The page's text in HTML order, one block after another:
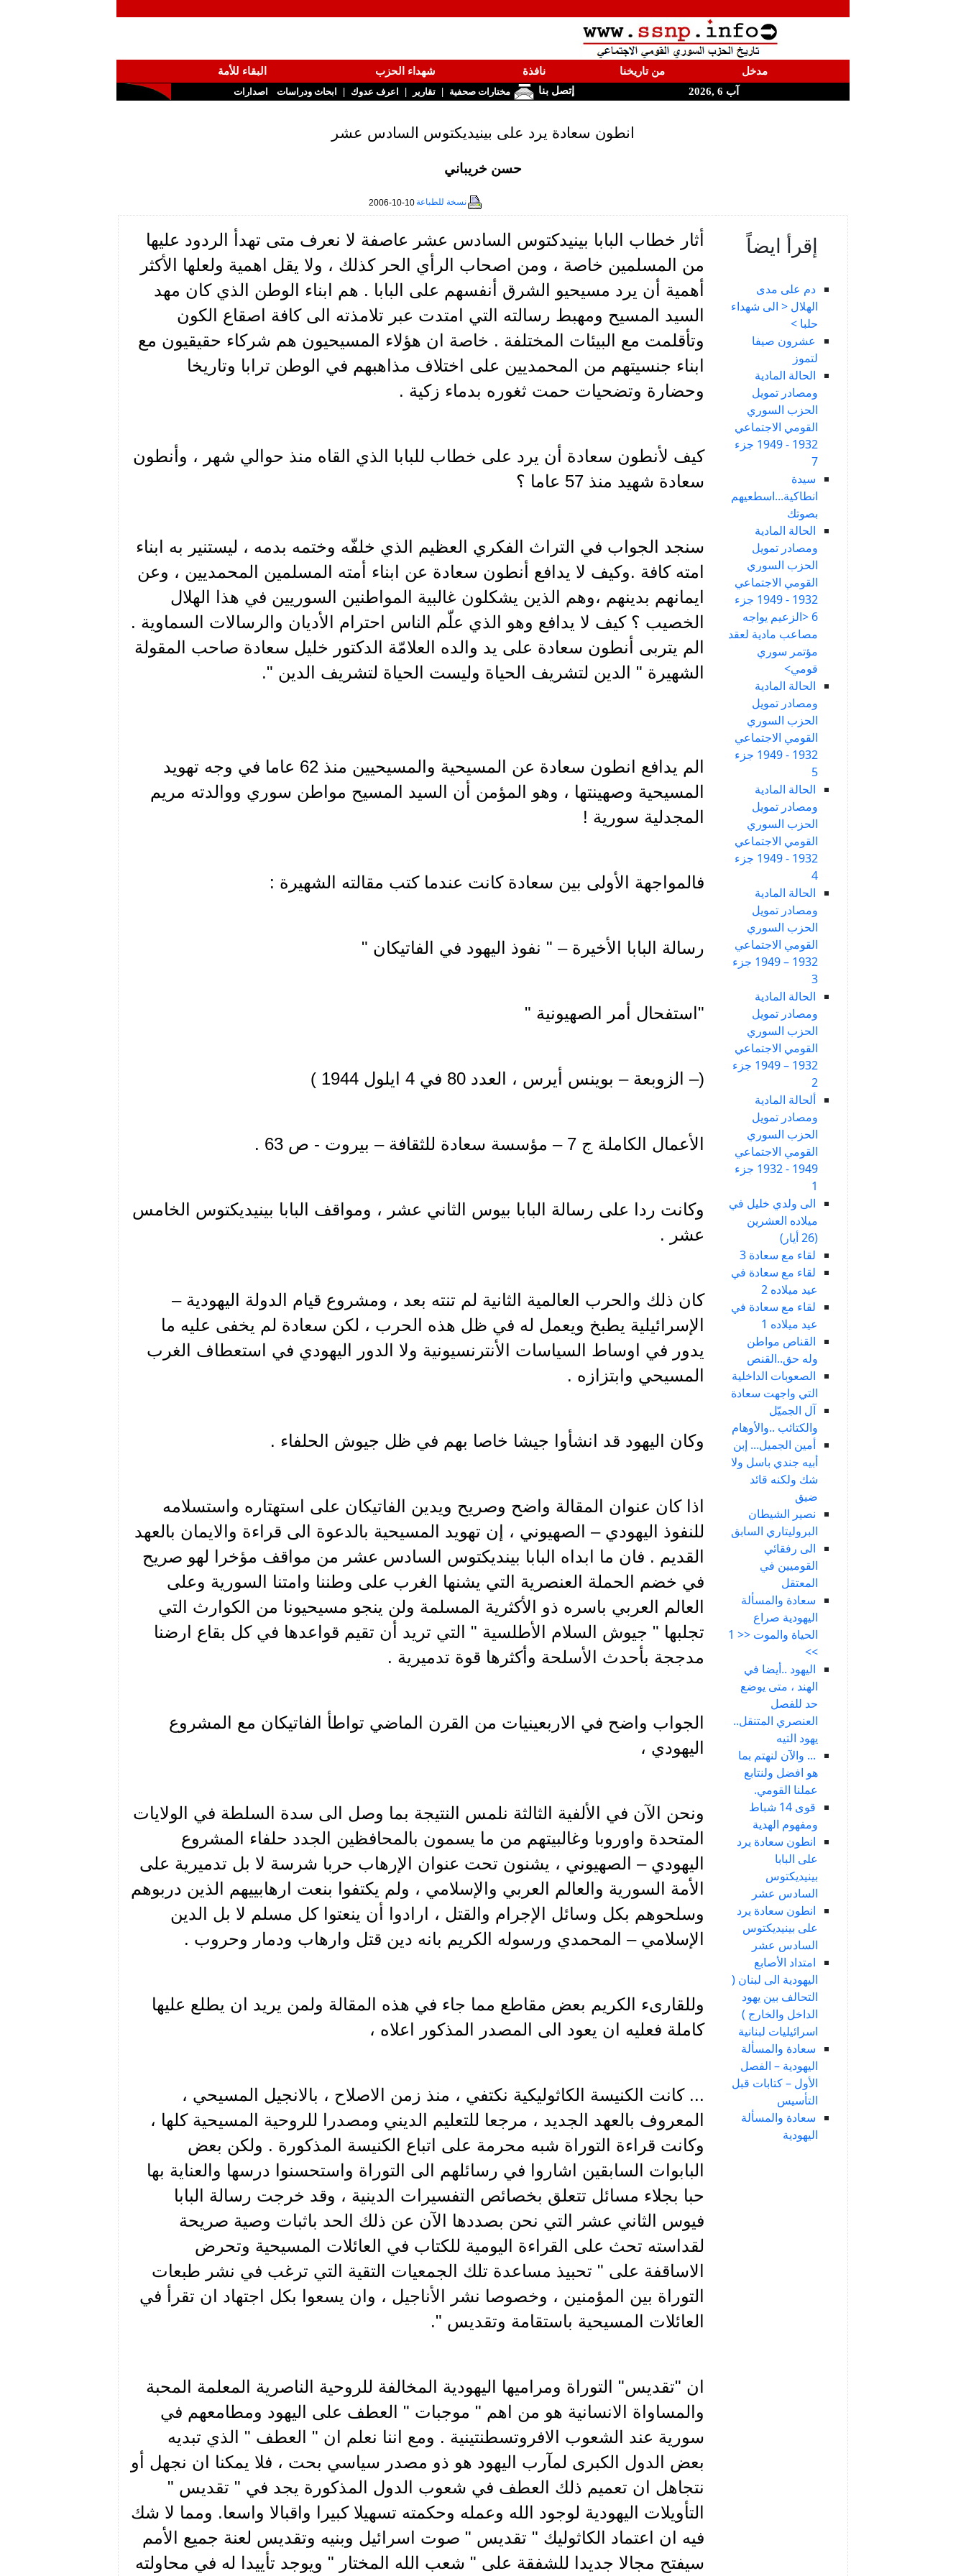
مدخل من تاريخنا نافذة شهداء الحزب
البقاء للأمة
آب 6 ,2026
إتصل بنا مختارات صحفية | تقارير | اعرف عدوك | ابحاث ودراسات اصدارات
انطون سعادة يرد على بينيديكتوس السادس عشر
حسن خريباني
نسخة للطباعة2006-10-10
إقرأ ايضاً
دم على مدى
الهلال < الى شهداء
حلبا >
عشرون صيفا
لتموز
الحالة المادية
ومصادر تمويل
الحزب السوري
القومي الاجتماعي
1932 - 1949 جزء
7
سيدة
انطاكية...اسطعيهم
بصوتك
الحالة المادية
ومصادر تمويل
الحزب السوري
القومي الاجتماعي
1932 - 1949 جزء
6 <الزعيم يواجه
مصاعب مادية لعقد
مؤتمر سوري
قومي>
الحالة المادية
ومصادر تمويل
الحزب السوري
القومي الاجتماعي
1932 - 1949 جزء
5
الحالة المادية
ومصادر تمويل
الحزب السوري
القومي الاجتماعي
1932 - 1949 جزء
4
الحالة المادية
ومصادر تمويل
الحزب السوري
القومي الاجتماعي
1932 – 1949 جزء
3
الحالة المادية
ومصادر تمويل
الحزب السوري
القومي الاجتماعي
1932 – 1949 جزء
2
ألحالة المادية
ومصادر تمويل
الحزب السوري
القومي الاجتماعي
1949 - 1932 جزء
1
الى ولدي خليل في
ميلاده العشرين
(26 أيار)
لقاء مع سعادة 3
لقاء مع سعادة في
عيد ميلاده 2
لقاء مع سعادة في
عيد ميلاده 1
القناص مواطن
وله حق..القنص
الصعوبات الداخلية
التي واجهت سعادة
آل الجميّل
والكتائب ..والأوهام
أمين الجميل... إبن
أبيه جندي باسل ولا
شك ولكنه قائد
ضيق
نصير الشيطان
البروليتاري السابق
الى رفقائي
القوميين في
المعتقل
سعادة والمسألة
اليهودية صراع
الحياة والموت << 1
>>
اليهود ..أيضا في
الهند ، متى يوضع
حد للفصل
العنصري المتنقل..
يهود التيه
... والآن لنهتم بما
هو افضل ولنتابع
عملنا القومي.
قوى 14 شباط
ومفهوم الهدية
انطون سعادة يرد
على البابا
بينيديكتوس
السادس عشر
انطون سعادة يرد
على بينيديكتوس
السادس عشر
امتداد الأصابع
اليهودية الى لبنان (
التحالف بين يهود
الداخل والخارج )
اسرائيليات لبنانية
سعادة والمسألة
اليهودية – الفصل
الأول – كتابات قبل
التأسيس
سعادة والمسألة
اليهودية
أثار خطاب البابا بينيدكتوس السادس عشر عاصفة لا نعرف متى تهدأ الردود عليها
من المسلمين خاصة ، ومن اصحاب الرأي الحر كذلك ، ولا يقل اهمية ولعلها الأكثر
أهمية أن يرد مسيحيو الشرق أنفسهم على البابا . هم ابناء الوطن الذي كان مهد
السيد المسيح ومهبط رسالته التي امتدت عبر تلامذته الى كافة اصقاع الكون
وتأقلمت مع البيئات المختلفة . خاصة ان هؤلاء المسيحيون هم شركاء حقيقيون مع
ابناء جنسيتهم من المحمديين على اختلاف مذاهبهم في الوطن ترابا وتاريخا
وحضارة وتضحيات حمت ثغوره بدماء زكية .
كيف لأنطون سعادة أن يرد على خطاب للبابا الذي القاه منذ حوالي شهر ، وأنطون
سعادة شهيد منذ 57 عاما ؟
سنجد الجواب في التراث الفكري العظيم الذي خلفّه وختمه بدمه ، ليستنير به ابناء
امته كافة .وكيف لا يدافع أنطون سعادة عن ابناء أمته المسلمين المحمديين ، وعن
ايمانهم بدينهم ،وهم الذين يشكلون غالبية المواطنين السوريين في هذا الهلال
الخصيب ؟ كيف لا يدافع وهو الذي علّم الناس احترام الأديان والرسالات السماوية .
الم يتربى أنطون سعادة على يد والده العلامّة الدكتور خليل سعادة صاحب المقولة
الشهيرة " الدين لتشريف الحياة وليست الحياة لتشريف الدين ".
الم يدافع انطون سعادة عن المسيحية والمسيحيين منذ 62 عاما في وجه تهويد
المسيحية وصهينتها ، وهو المؤمن أن السيد المسيح مواطن سوري ووالدته مريم
المجدلية سورية !
فالمواجهة الأولى بين سعادة كانت عندما كتب مقالته الشهيرة :
رسالة البابا الأخيرة – " نفوذ اليهود في الفاتيكان "
"استفحال أمر الصهيونية "
(– الزوبعة – بوينس أيرس ، العدد 80 في 4 ايلول 1944 )
الأعمال الكاملة ج 7 – مؤسسة سعادة للثقافة – بيروت - ص 63 .
وكانت ردا على رسالة البابا بيوس الثاني عشر ، ومواقف البابا بينيديكتوس الخامس
عشر .
كان ذلك والحرب العالمية الثانية لم تنته بعد ، ومشروع قيام الدولة اليهودية –
الإسرائيلية يطبخ ويعمل له في ظل هذه الحرب ، لكن سعادة لم يخفى عليه ما
يدور في اوساط السياسات الأنترنسيونية ولا الدور اليهودي في استعطاف الغرب
المسيحي وابتزازه .
وكان اليهود قد انشأوا جيشا خاصا بهم في ظل جيوش الحلفاء .
اذا كان عنوان المقالة واضح وصريح ويدين الفاتيكان على استهتاره واستسلامه
للنفوذ اليهودي – الصهيوني ، إن تهويد المسيحية بالدعوة الى قراءة والايمان بالعهد
القديم . فان ما ابداه البابا بينديكتوس السادس عشر من مواقف مؤخرا لهو صريح
في خضم الحملة العنصرية التي يشنها الغرب على وطننا وامتنا السورية وعلى
العالم العربي باسره ذو الأكثرية المسلمة ولن ينجو مسيحيونا من الكوارث التي
تجلبها " جيوش السلام الأطلسية " التي تريد أن تقيم قواعدها في كل بقاع ارضنا
مدججة بأحدث الأسلحة وأكثرها قوة تدميرية .
الجواب واضح في الاربعينيات من القرن الماضي تواطأ الفاتيكان مع المشروع
اليهودي ،
ونحن الآن في الألفية الثالثة نلمس النتيجة بما وصل الى سدة السلطة في الولايات
المتحدة واوروبا وغالبيتهم من ما يسمون بالمحافظين الجدد حلفاء المشروع
اليهودي – الصهيوني ، يشنون تحت عنوان الإرهاب حربا شرسة لا بل تدميرية على
الأمة السورية والعالم العربي والإسلامي ، ولم يكتفوا بنعت ارهابييهم الذين دربوهم
وسلحوهم بكل وسائل الإجرام والقتل ، ارادوا أن ينعتوا كل مسلم لا بل الدين
الإسلامي – المحمدي ورسوله الكريم بانه دين قتل وارهاب ودمار وحروب .
وللقارىء الكريم بعض مقاطع مما جاء في هذه المقالة ولمن يريد ان يطلع عليها
كاملة فعليه ان يعود الى المصدر المذكور اعلاه ،
... كانت الكنيسة الكاثوليكية نكتفي ، منذ زمن الاصلاح ، بالانجيل المسيحي ،
المعروف بالعهد الجديد ، مرجعا للتعليم الديني ومصدرا للروحية المسيحية كلها ،
وكانت قراءة التوراة شبه محرمة على اتباع الكنيسة المذكورة . ولكن بعض
البابوات السابقين اشاروا في رسائلهم الى التوراة واستحسنوا درسها والعناية بها
حبا بجلاء مسائل تتعلق بخصائص التفسيرات الدينية ، وقد خرجت رسالة البابا
فيوس الثاني عشر التي نحن بصددها الآن عن ذلك الحد باثبات وصية صريحة
لقداسته تحث على القراءة اليومية للكتاب في العائلات المسيحية وتحرض
الاساقفة على " تحبيذ مساعدة تلك الجمعيات التقية التي ترغب في نشر طبعات
التوراة بين المؤمنين ، وخصوصا نشر الأناجيل ، وان يسعوا بكل اجتهاد ان تقرأ في
العائلات المسيحية باستقامة وتقديس ".
ان "تقديس" التوراة ومراميها اليهودية المخالفة للروحية الناصرية المعلمة المحبة
والمساواة الانسانية هو من اهم " موجبات " العطف على اليهود ومطامعهم في
سورية عند الشعوب الافروتسطنتينية . ومع اننا نعلم ان " العطف " الذي تبديه
بعض الدول الكبرى لمآرب اليهود هو ذو مصدر سياسي بحت ، فلا يمكنا ان نجهل أو
نتجاهل ان تعميم ذلك العطف في شعوب الدول المذكورة يجد في " تقديس "
التأويلات اليهودية لوجود الله وعمله وحكمته تسهيلا كبيرا واقبالا واسعا. ومما لا شك
فيه ان اعتماد الكاثوليك " تقديس " صوت اسرائيل وبنيه وتقديس لعنة جميع الأمم
سيفتح مجالا جديدا للشفقة على " شعب الله المختار " ويوجد تأييدا له في محاولته